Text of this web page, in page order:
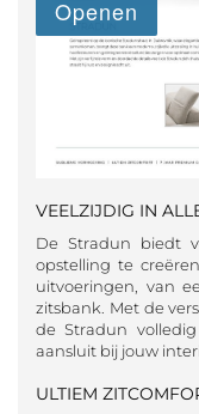
VEELZIJDIG IN
De Stradun biedt
opstelling te
uitvoeringen, van
zitsbank. Met de
de Stradun
aansluit bij jouw
ULTIEM